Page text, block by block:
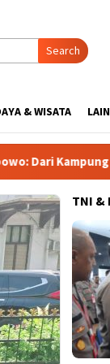
Search
& WISATA
di Mekkah
TNI &